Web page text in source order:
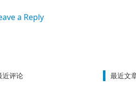
a Reply
近评论
最近文